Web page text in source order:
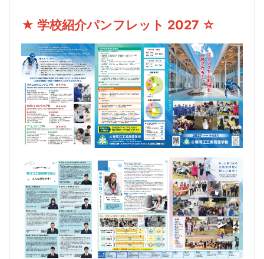
★ 学校紹介パンフレット 2027 ☆